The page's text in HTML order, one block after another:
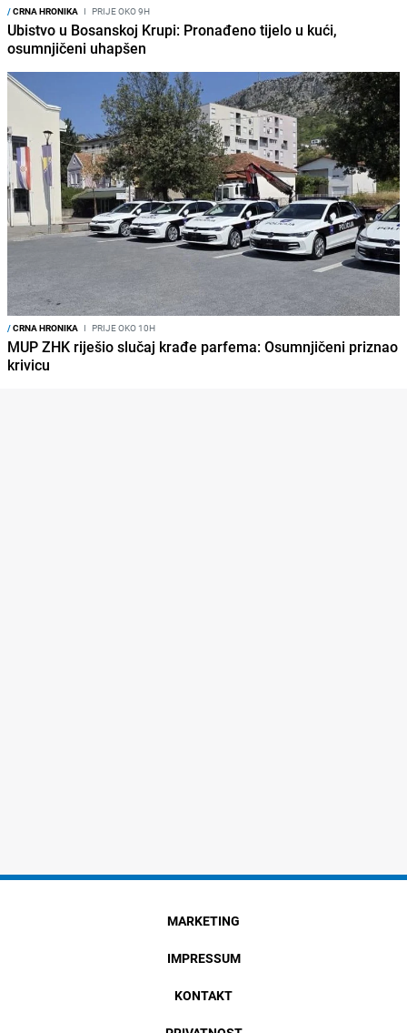
/CRNA HRONIKA I PRIJE OKO 9H
Ubistvo u Bosanskoj Krupi: Pronađeno tijelo u kući,
osumnjičeni uhapšen
/CRNA HRONIKA I PRIJE OKO 10H
MUP ZHK riješio slučaj krađe parfema: Osumnjičeni priznao
krivicu
MARKETING
IMPRESSUM
KONTAKT